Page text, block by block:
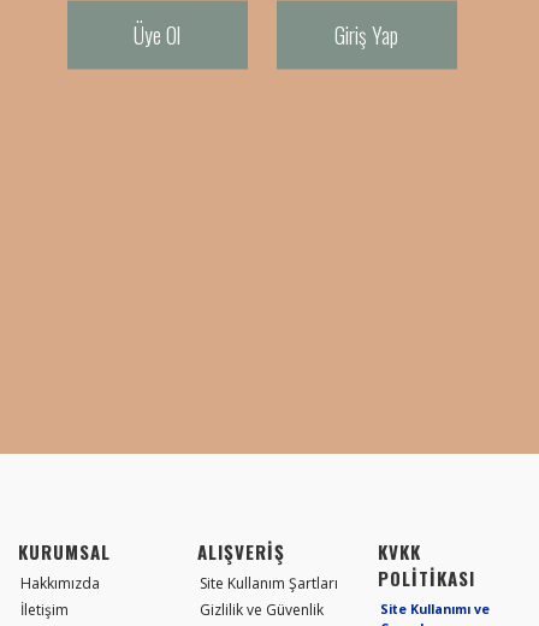
Üye Ol Giriş Yap
KURUMSAL
Hakkımızda
İletişim
ALIŞVERİŞ
Site Kullanım Şartları
Gizlilik ve Güvenlik
KVKK
POLİTİKASI
Site Kullanımı ve